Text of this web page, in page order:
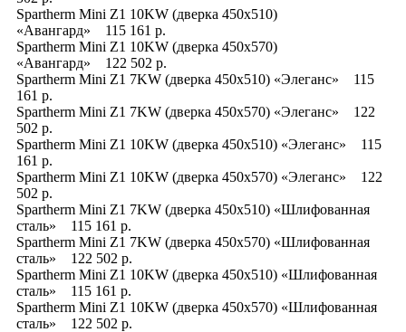
Spartherm Mini Z1 10KW (дверка 450x510)
«Авангард» 115 161 р.
Spartherm Mini Z1 10KW (дверка 450x570)
«Авангард» 122 502 р.
Spartherm Mini Z1 7KW (дверка 450x510) «Элеганс» 115
161 р.
Spartherm Mini Z1 7KW (дверка 450x570) «Элеганс» 122
502 р.
Spartherm Mini Z1 10KW (дверка 450x510) «Элеганс» 115
161 р.
Spartherm Mini Z1 10KW (дверка 450x570) «Элеганс» 122
502 р.
Spartherm Mini Z1 7KW (дверка 450x510) «Шлифованная
сталь» 115 161 р.
Spartherm Mini Z1 7KW (дверка 450x570) «Шлифованная
сталь» 122 502 р.
Spartherm Mini Z1 10KW (дверка 450x510) «Шлифованная
сталь» 115 161 р.
Spartherm Mini Z1 10KW (дверка 450x570) «Шлифованная
сталь» 122 502 р.